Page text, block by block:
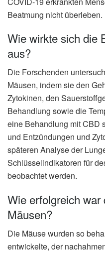
Beatmung nicht überleben.
Wie wirkte sich die
aus?
Die Forschenden
Mäusen, indem sie den
Zytokinen, den
Behandlung sowie die
eine Behandlung mit CBD
und Entzündungen und
späteren Analyse der
Schlüsselindikatoren für
beobachtet werden.
Wie erfolgreich war
Mäusen?
Die Mäuse wurden so
entwickelte, der